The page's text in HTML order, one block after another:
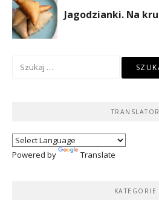
Szukaj:
TRANSLATOR
Powered by Translate
KATEGORIE